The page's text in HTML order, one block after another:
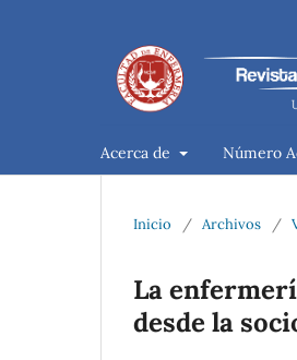
Acerca de Número
Inicio / Archivos /
La
desde la